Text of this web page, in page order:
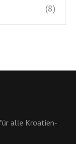
(8)
alle Kroatien-